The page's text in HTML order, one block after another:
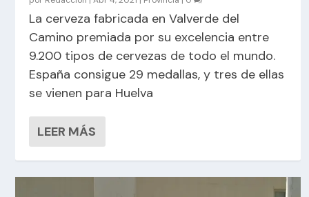
La cerveza fabricada en Valverde del
Camino premiada por su excelencia entre
9.200 tipos de cervezas de todo el mundo.
España consigue 29 medallas, y tres de ellas
se vienen para Huelva
LEER MÁS